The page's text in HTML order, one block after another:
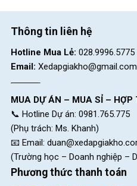
CH 1:494 Nguyễn Oanh,
CH 2: 322/36 An Dương
CH 3:330 Hùng Vương,
CH 4:216A Đ. Độc Lập,
cũ)
CH 5:24 Nguyễn Thị
HCM (Q.Thủ Đức cũ)
CH 6:
268 Nguyễn Thị
cũ)
Thông tin liên hệ
Hotline Mua Lẻ: 028.9996.5775
Email: Xedapgiakho@gmail.com
MUA DỰ ÁN – MUA SỈ – HỢP
📞 Hotline Dự án: 0981.765.775
(Phụ trách: Ms. Khanh)
📧 Email:
(Trường học – Doanh nghiệp –
Phương thức thanh toán